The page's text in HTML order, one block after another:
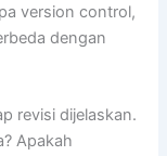
version control,
dengan
revisi dijelaskan.
Apakah